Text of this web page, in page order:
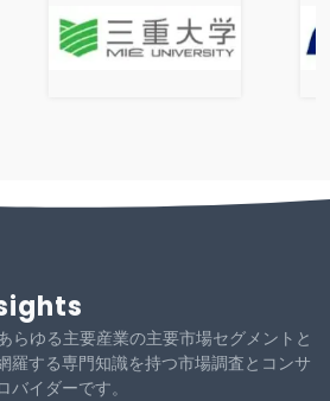
ゆる主要産業の主要市場セグメントと
羅する専門知識を持つ市場調査とコンサ
イダーです。